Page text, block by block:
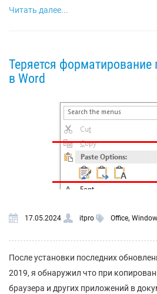
Читать далее...
Теряется форматирование
в Word
17.05.2024 itpro Office,
После установки последних
2019, я обнаружил что при
браузера и других приложений в